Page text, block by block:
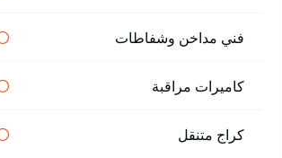
فني مداخن وشفاطات
كاميرات مراقبة
كراج متنقل